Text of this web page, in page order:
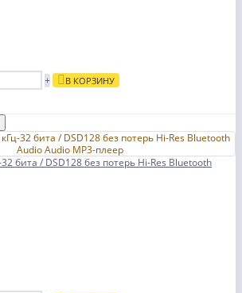
+ В КОРЗИНУ
бита / DSD128 без потерь Hi-Res Bluetooth